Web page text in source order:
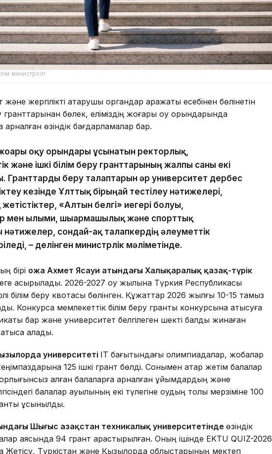
министрлігі
жергілікті атқарушы органдар қаражаты есебінен бөлінетін
гранттарынан бөлек, еліміздің жоғары оқу орындарында
арналған өзіндік бағдарламалар бар.
оқу орындары ұсынатын ректорлық,
және ішкі білім беру гранттарының жалпы саны екі
Гранттарды беру талаптарын әр университет дербес
кезінде Ұлттық бірыңғай тестілеу нәтижелері,
«Алтын белгі» иегері болуы,
мен ғылыми, шығармашылық және спорттық
нәтижелер, сондай-ақ талапкердің әлеуметтік
– делінген министрлік мәліметінде.
бірі Қожа Ахмет Ясауи атындағы Халықаралық қазақ-түрік
асырылады. 2026-2027 оқу жылына Түркия Республикасы
білім беру квотасы бөлінген. Құжаттар 2026 жылғы 10-15 тамыз
Конкурсқа мемлекеттік білім беру гранты конкурсына қатысуға
бар және университет белгілеген шекті балды жинаған
алады.
университеті IT бағытындағы олимпиадалар, жобалар
125 ішкі грант бөлді. Сонымен қатар жетім балалар
қалған балаларға арналған ұйымдардың және
балалар ауылының екі түлегіне оқудың толық мерзіміне 100
ұсынылды.
Шығыс Қазақстан техникалық университетінде өзіндік
аясында 94 грант қарастырылған. Оның ішінде EKTU QUIZ-2026
Түркістан және Қызылорда облыстарының мектеп